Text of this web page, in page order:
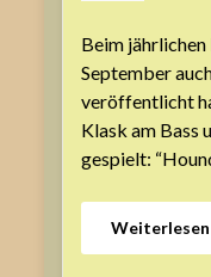
Beim
September
veröffentlicht
Klask am Bass
gespielt:
Weiterlesen